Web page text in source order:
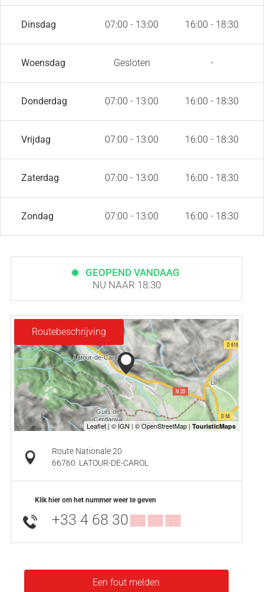
Dinsdag 07:00 - 13:00 16:00 - 18:30
Woensdag Gesloten -
Donderdag 07:00 - 13:00 16:00 - 18:30
Vrijdag 07:00 - 13:00 16:00 - 18:30
Zaterdag 07:00 - 13:00 16:00 - 18:30
Zondag 07:00 - 13:00 16:00 - 18:30
GEOPEND VANDAAG
NU NAAR 18:30
Routebeschrijving
Route Nationale 20
66760 LATOUR-DE-CAROL
Klik hier om het nummer weer te geven
+33 4 68 30▒▒ ▒▒ ▒▒
Een fout melden